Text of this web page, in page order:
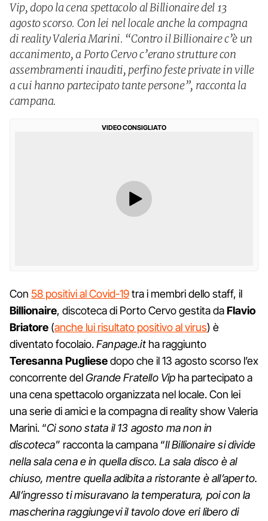
Vip, dopo la cena spettacolo al Billionaire del 13
agosto scorso. Con lei nel locale anche la compagna
di reality Valeria Marini. “Contro il Billionaire c’è un
accanimento, a Porto Cervo c’erano strutture con
assembramenti inauditi, perfino feste private in ville
a cui hanno partecipato tante persone”, racconta la
campana.
VIDEO CONSIGLIATO
Con 58 positivi al Covid-19tra i membri dello staff, il
Billionaire, discoteca di Porto Cervo gestita daFlavio
Briatore (anche lui risultato positivo al virus) è
diventato focolaio.Fanpage.itha raggiunto
Teresanna Pugliesedopo che il 13 agosto scorso l’ex
concorrente delGrande Fratello Vip ha partecipato a
una cena spettacolo organizzata nel locale. Con lei
una serie di amici e la compagna di reality show Valeria
Marini. “Ci sono stata il 13 agosto ma non in
discoteca” racconta la campana “Il Billionaire si divide
nella sala cena e in quella disco. La sala disco è al
chiuso, mentre quella adibita a ristorante è all’aperto.
All’ingresso ti misuravano la temperatura, poi con la
mascherina raggiungevi il tavolo dove eri libero di